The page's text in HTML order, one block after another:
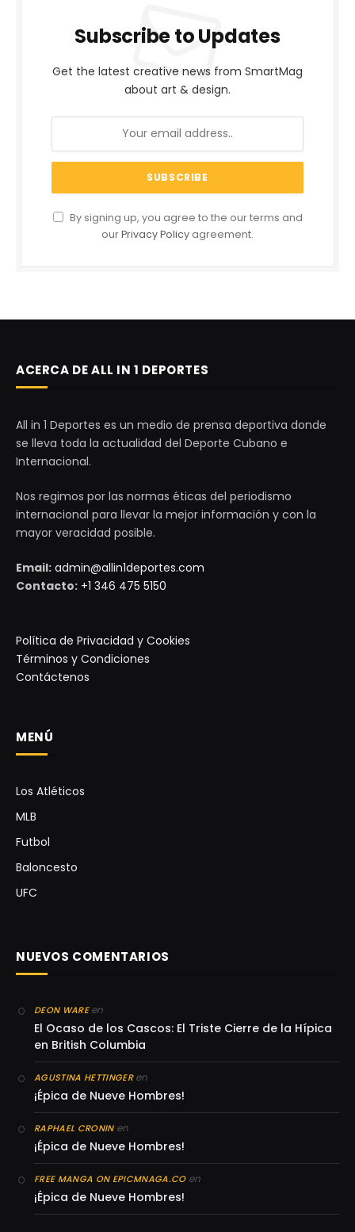
Subscribe to Updates
Get the latest creative news from SmartMag
about art & design.
By signing up, you agree to the our terms and
ourPrivacy Policy agreement.
ACERCA DE ALL IN 1 DEPORTES
All in 1 Deportes es un medio de prensa deportiva donde
se lleva toda la actualidad del Deporte Cubano e
Internacional.
Nos regimos por las normas éticas del periodismo
internacional para llevar la mejor información y con la
mayor veracidad posible.
Email: admin@allin1deportes.com
Contacto: +1 346 475 5150
Política de Privacidad y Cookies
Términos y Condiciones
Contáctenos
MENÚ
Los Atléticos
MLB
Futbol
Baloncesto
UFC
NUEVOS COMENTARIOS
DEON WAREen
El Ocaso de los Cascos: El Triste Cierre de la Hípica
en British Columbia
AGUSTINA HETTINGERen
¡Épica de Nueve Hombres!
RAPHAEL CRONINen
¡Épica de Nueve Hombres!
FREE MANGA ON EPICMNAGA.COen
¡Épica de Nueve Hombres!